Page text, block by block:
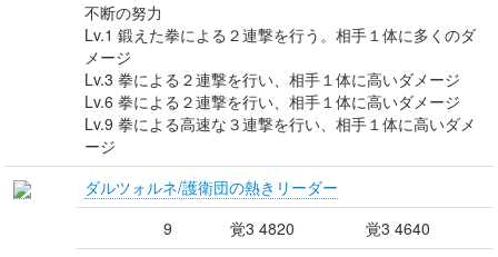
不断の努力
Lv.1 鍛えた拳による２連撃を行う。相手１体に多くのダ
メージ
Lv.3 拳による２連撃を行い、相手１体に高いダメージ
Lv.6 拳による２連撃を行い、相手１体に高いダメージ
Lv.9 拳による高速な３連撃を行い、相手１体に高いダメ
ージ
ダルツォルネ/護衛団の熱きリーダー
9
覚3 4820
覚3 4640